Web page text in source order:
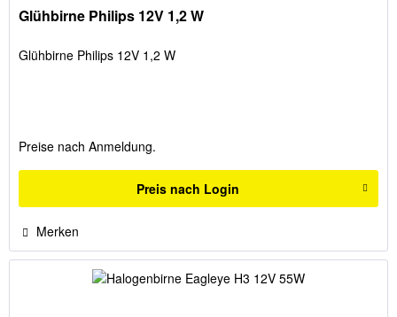
Glühbirne Philips 12V 1,2 W
Glühbirne Philips 12V 1,2 W
Preise nach Anmeldung.
Preis nach Login
Merken